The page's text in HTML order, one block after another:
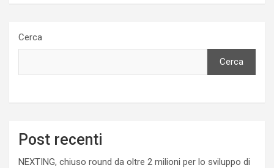
Cerca
Cerca
Post recenti
NEXTING, chiuso round da oltre 2 milioni per lo sviluppo di